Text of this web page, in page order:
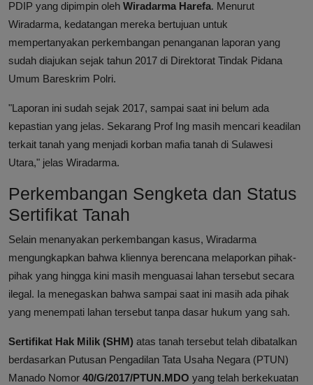
PDIP yang dipimpin oleh Wiradarma Harefa. Menurut
Wiradarma, kedatangan mereka bertujuan untuk
mempertanyakan perkembangan penanganan laporan yang
sudah diajukan sejak tahun 2017 di Direktorat Tindak Pidana
Umum Bareskrim Polri.
"Laporan ini sudah sejak 2017, sampai saat ini belum ada
kepastian yang jelas. Sekarang Prof Ing masih mencari keadilan
terkait tanah yang menjadi korban mafia tanah di Sulawesi
Utara," jelas Wiradarma.
Perkembangan Sengketa dan Status
Sertifikat Tanah
Selain menanyakan perkembangan kasus, Wiradarma
mengungkapkan bahwa kliennya berencana melaporkan pihak-
pihak yang hingga kini masih menguasai lahan tersebut secara
ilegal. Ia menegaskan bahwa sampai saat ini masih ada pihak
yang menempati lahan tersebut tanpa dasar hukum yang sah.
Sertifikat Hak Milik (SHM) atas tanah tersebut telah dibatalkan
berdasarkan Putusan Pengadilan Tata Usaha Negara (PTUN)
Manado Nomor 40/G/2017/PTUN.MDO yang telah berkekuatan